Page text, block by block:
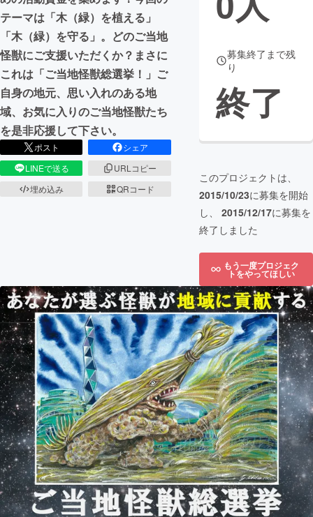
CAMPFIRE for Social Good
CAMPFIRE Creation
CAMPFIREふるさと納税machi-ya
テーマは「木（緑）を植える」
「木（緑）を守る」。どのご当地
怪獣にご支援いただくか？まさに
これは「ご当地怪獣総選挙！」ご
自身の地元、思い入れのある地
域、お気に入りのご当地怪獣たち
を是非応援して下さい。
ポスト
シェア
LINEで送る
URLコピー
埋め込み
QRコード
募集終了まで残
り
終了
このプロジェクトは、
2015/10/23に募集を開始
し、 2015/12/17に募集を
終了しました
もう一度プロジェク
トをやってほしい